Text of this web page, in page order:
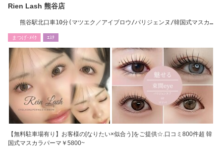
Rien Lash 熊谷店
熊谷駅北口車10分(マツエク／アイブロウ/パリジェンヌ/韓国式マスカ
まつげ･ﾒｲｸ ｴｽﾃ
【無料駐車場有り】お客様の[なりたい×似合う]をご提供☆.口コミ800件超 韓
国式マスカラパーマ￥5800~